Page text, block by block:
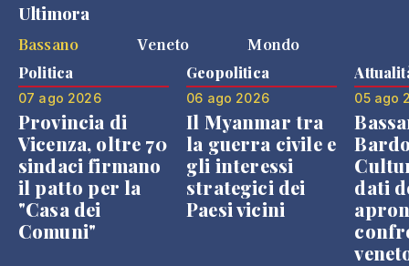
Ultimora
Bassano
Veneto Mondo
Politica
07 ago 2026
Provincia di
Vicenza, oltre 70
sindaci firmano
il patto per la
"Casa dei
Comuni"
Geopolitica
06 ago 2026
Il Myanmar tra
la guerra civile e
gli interessi
strategici dei
Paesi vicini
05 ago
dati